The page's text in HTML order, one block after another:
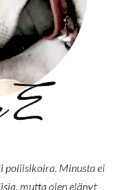
poliisikoira. Minusta ei
mutta olen elänyt